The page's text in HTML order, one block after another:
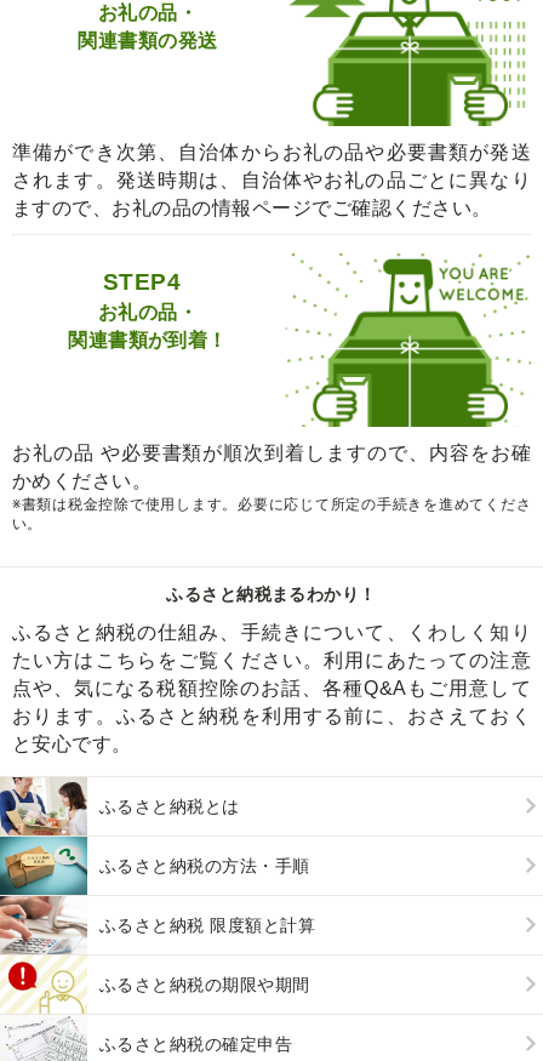
お礼の品・
関連書類の発送
準備ができ次第、自治体からお礼の品や必要書類が発送
されます。発送時期は、自治体やお礼の品ごとに異なり
ますので、お礼の品の情報ページでご確認ください。
STEP4
お礼の品・
関連書類が到着！
お礼の品 や必要書類が順次到着しますので、内容をお確
かめください。
※書類は税金控除で使用します。必要に応じて所定の手続きを進めてくださ
い。
ふるさと納税まるわかり！
ふるさと納税の仕組み、手続きについて、くわしく知り
たい方はこちらをご覧ください。利用にあたっての注意
点や、気になる税額控除のお話、各種Q&Aもご用意して
おります。ふるさと納税を利用する前に、おさえておく
と安心です。
ふるさと納税とは
ふるさと納税の方法・手順
ふるさと納税 限度額と計算
ふるさと納税の期限や期間
ふるさと納税の確定申告